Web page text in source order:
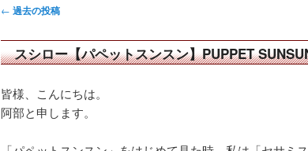
ン
ン
コ
テ
投
ビ
ゲ
ー
シ
ョ
← 過去の投稿
スシロー【パペットスンスン】PUPPET
皆様、こんにちは。
阿部と申します。